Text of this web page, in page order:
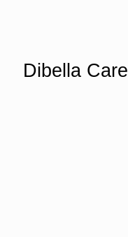
Dibella Care